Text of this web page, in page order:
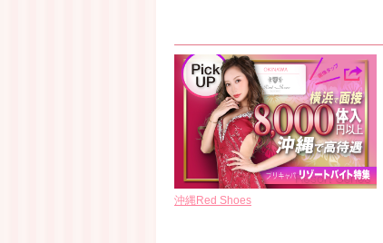
沖縄Red Shoes